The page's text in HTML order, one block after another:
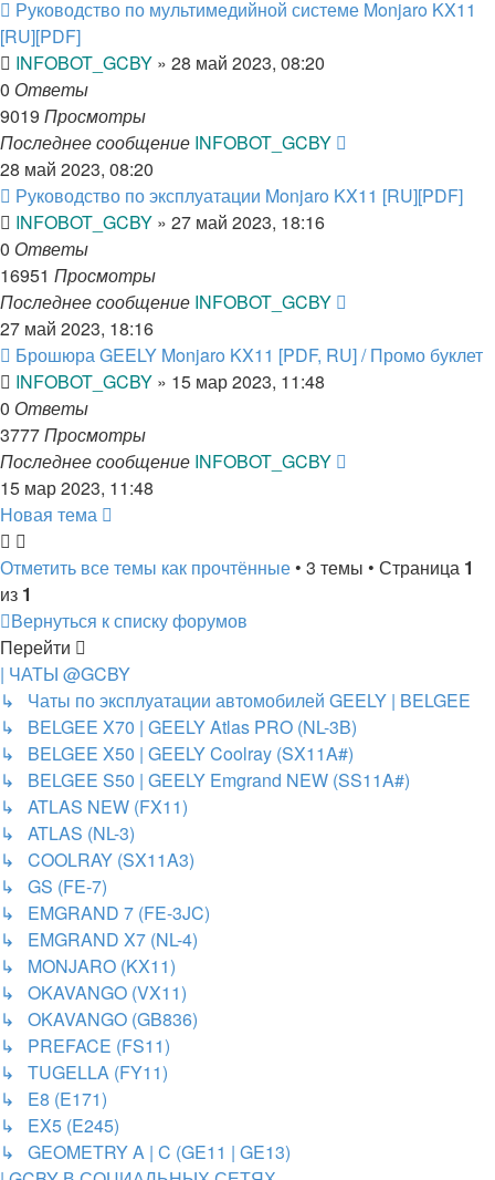
Руководство по мультимедийной системе Monjaro KX11
[RU][PDF]
INFOBOT_GCBY » 28 май 2023, 08:20
0 Ответы
9019 Просмотры
Последнее сообщение INFOBOT_GCBY
28 май 2023, 08:20
Руководство по эксплуатации Monjaro KX11 [RU][PDF]
INFOBOT_GCBY » 27 май 2023, 18:16
0 Ответы
16951 Просмотры
Последнее сообщение INFOBOT_GCBY
27 май 2023, 18:16
Брошюра GEELY Monjaro KX11 [PDF, RU] / Промо буклет
INFOBOT_GCBY » 15 мар 2023, 11:48
0 Ответы
3777Просмотры
Последнее сообщение INFOBOT_GCBY
15 мар 2023, 11:48
Новая тема
Отметить все темы как прочтённые • 3 темы • Страница 1
из 1
Вернуться к списку форумов
Перейти
| ЧАТЫ @GCBY
↳ Чаты по эксплуатации автомобилей GEELY | BELGEE
↳ BELGEE X70 | GEELY Atlas PRO (NL-3B)
↳ BELGEE X50 | GEELY Coolray (SX11A#)
↳ BELGEE S50 | GEELY Emgrand NEW (SS11A#)
↳ ATLAS NEW (FX11)
↳ ATLAS (NL-3)
↳ COOLRAY (SX11A3)
↳ GS (FE-7)
↳ EMGRAND 7 (FE-3JC)
↳ EMGRAND X7 (NL-4)
↳ MONJARO (KX11)
↳ OKAVANGO (VX11)
↳ OKAVANGO (GB836)
↳ PREFACE (FS11)
↳ TUGELLA (FY11)
↳ E8 (E171)
↳ EX5 (E245)
↳ GEOMETRY A | C (GE11 | GE13)